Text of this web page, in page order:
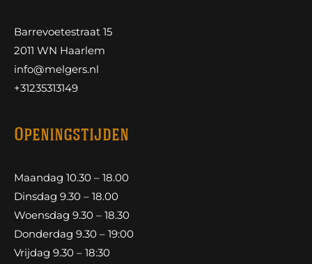
Barrevoetestraat 15
2011 WN Haarlem
info@melgers.nl
+31235313149
Openingstijden
Maandag 10.30 – 18.00
Dinsdag 9.30 – 18.00
Woensdag 9.30 – 18.30
Donderdag 9.30 – 19:00
Vrijdag 9.30 – 18:30